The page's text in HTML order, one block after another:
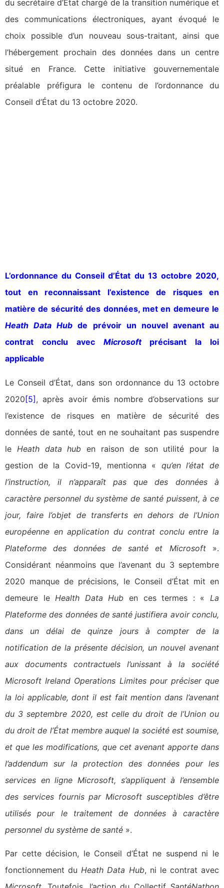
du secrétaire d’État chargé de la transition numérique et
des communications électroniques, ayant évoqué le
choix possible d’un nouveau sous-traitant, ainsi que
l’hébergement prochain des données dans un centre
situé en France. Cette initiative gouvernementale
préalable préfigura le contenu de l’ordonnance du
Conseil d’État du 13 octobre 2020.
L’ordonnance du Conseil d’État du 13 octobre 2020,
tout en reconnaissant l’existence de risques en
matière de sécurité des données, met en demeure le
Heath Data Hub de prévoir un nouvel avenant au
contrat conclu avec Microsoftprécisant la loi
applicable
Le Conseil d’État, dans son ordonnance du 13 octobre
2020[5], après avoir émis nombre d’observations sur
l’existence de risques en matière de sécurité des
données de santé, tout en ne souhaitant pas suspendre
le Heath data hub en raison de son utilité pour la
gestion de la Covid-19, mentionna « qu’en l’état de
l’instruction, il n’apparaît pas que des données à
caractère personnel du système de santé puissent, à ce
jour, faire l’objet de transferts en dehors de l’Union
européenne en application du contrat conclu entre la
Plateforme des données de santé et Microsoft ».
Considérant néanmoins que l’avenant du 3 septembre
2020 manque de précisions, le Conseil d’État mit en
demeure le Health Data Huben ces termes : « La
Plateforme des données de santé justifiera avoir conclu,
dans un délai de quinze jours à compter de la
notification de la présente décision, un nouvel avenant
aux documents contractuels l’unissant à la société
Microsoft Ireland Operations Limites pour préciser que
la loi applicable, dont il est fait mention dans l’avenant
du 3 septembre 2020, est celle du droit de l’Union ou
du droit de l’État membre auquel la société est soumise,
et que les modifications, que cet avenant apporte dans
l’addendum sur la protection des données pour les
services en ligne Microsoft, s’appliquent à l’ensemble
des services fournis par Microsoft susceptibles d’être
utilisés pour le traitement de données à caractère
personnel du système de santé ».
Par cette décision, le Conseil d’État ne suspend ni le
fonctionnement duHeath Data Hub, ni le contrat avec